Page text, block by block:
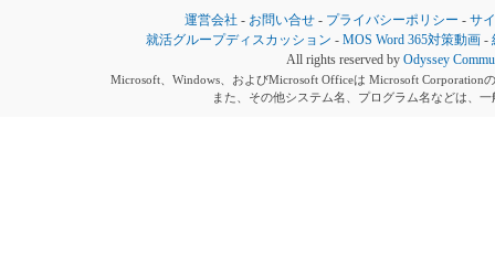
運営会社 - お問い合せ - プライバシーポリシー - サ
就活グループディスカッション -MOS Word 365対策動画 -
All rights reserved by Odyssey
Microsoft、Windows、およびMicrosoft Officeは Microsoft Corporation
また、その他システム名、プログラム名などは、